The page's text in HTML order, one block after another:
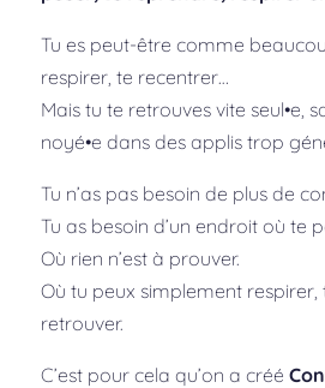
Tu es peut-être comme
respirer, te recentrer…
Mais tu te retrouves vite seul•e,
noyé•e dans des applis trop
Tu n’as pas besoin de plus de
Tu as besoin d’un endroit où te
Où rien n’est à prouver.
Où tu peux simplement respirer,
retrouver.
C’est pour cela qu’on a créé